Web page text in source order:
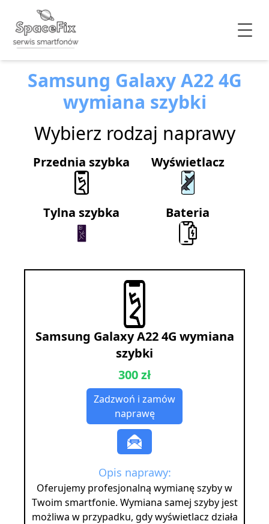
Samsung Galaxy A22 4G
wymiana szybki
Wybierz rodzaj naprawy
Przednia szybka Wyświetlacz
Tylna szybka Bateria
Samsung Galaxy A22 4G wymiana
szybki
300 zł
Zadzwoń i zamów
naprawę
Opis naprawy:
Oferujemy profesjonalną wymianę szyby w
Twoim smartfonie. Wymiana samej szyby jest
możliwa w przypadku, gdy wyświetlacz działa